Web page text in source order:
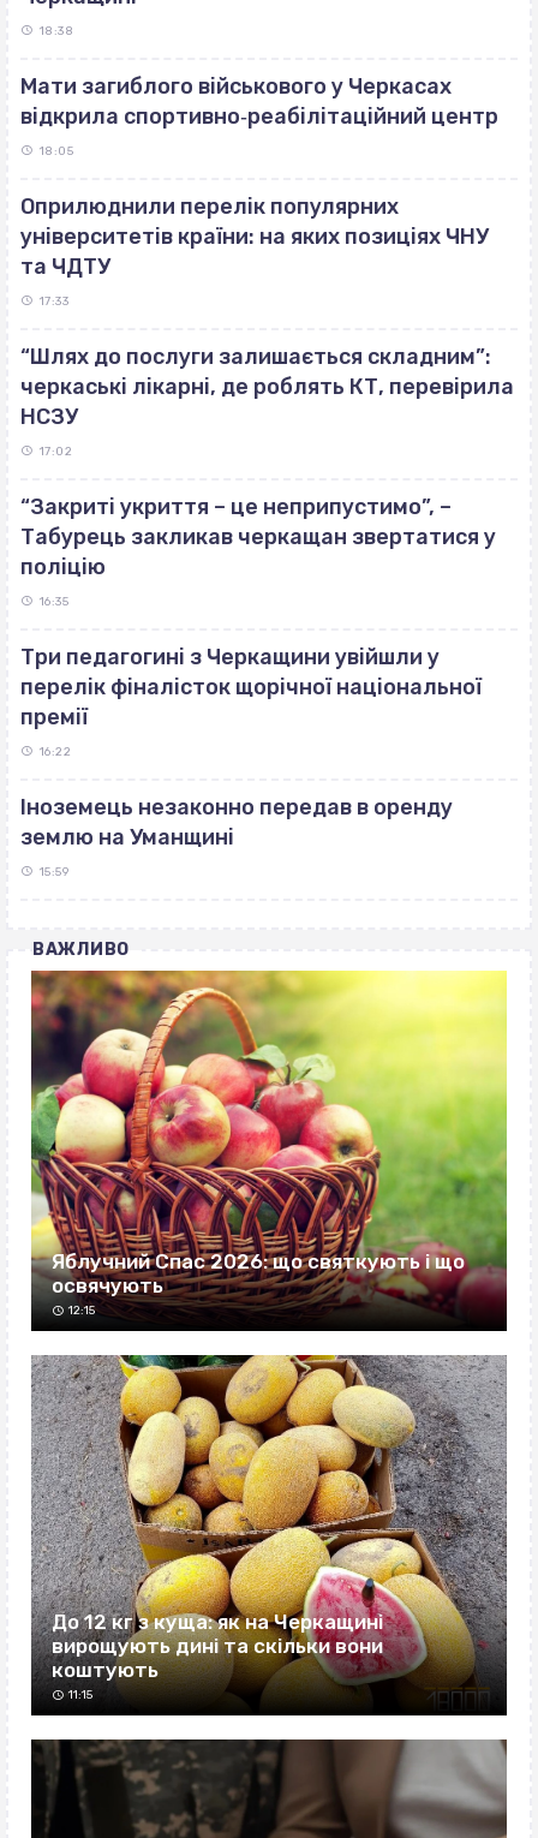
18:38
Мати загиблого військового у Черкасах
відкрила спортивно‐реабілітаційний центр
18:05
Оприлюднили перелік популярних
університетів країни: на яких позиціях ЧНУ
та ЧДТУ
17:33
“Шлях до послуги залишається складним”:
черкаські лікарні, де роблять КТ, перевірила
НСЗУ
17:02
“Закриті укриття – це неприпустимо”, –
Табурець закликав черкащан звертатися у
поліцію
16:35
Три педагогині з Черкащини увійшли у
перелік фіналісток щорічної національної
премії
16:22
Іноземець незаконно передав в оренду
землю на Уманщині
15:59
ВАЖЛИВО
Яблучний Спас 2026: що святкують і що
освячують
12:15
До 12 кг з куща: як на Черкащині
вирощують дині та скільки вони
коштують
11:15